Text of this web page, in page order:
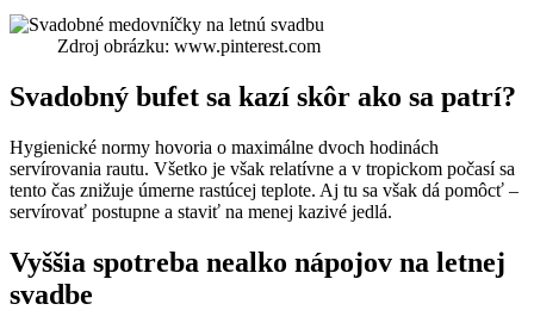
Zdroj obrázku: www.pinterest.com
Svadobný bufet sa kazí skôr ako sa patrí?
Hygienické normy hovoria o maximálne dvoch hodinách
servírovania rautu. Všetko je však relatívne a v tropickom počasí sa
tento čas znižuje úmerne rastúcej teplote. Aj tu sa však dá pomôcť –
servírovať postupne a staviť na menej kazivé jedlá.
Vyššia spotreba nealko nápojov na letnej
svadbe